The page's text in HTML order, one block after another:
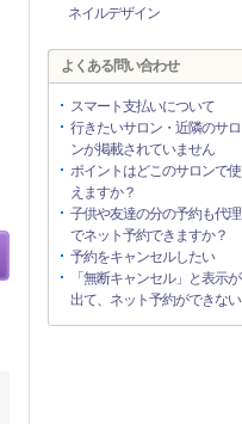
ネイルデザイン
よくある問い合わせ
スマート支払いについて
行きたいサロン・近隣のサロ
ンが掲載されていません
ポイントはどこのサロンで使
えますか？
子供や友達の分の予約も代理
でネット予約できますか？
予約をキャンセルしたい
「無断キャンセル」と表示が
出て、ネット予約ができない